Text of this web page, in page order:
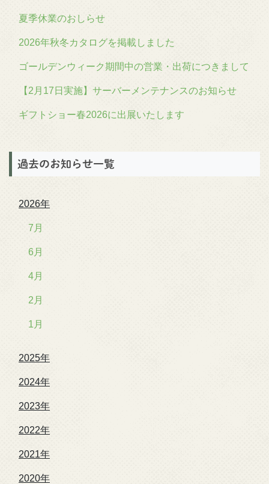
夏季休業のおしらせ
2026年秋冬カタログを掲載しました
ゴールデンウィーク期間中の営業・出荷につきまして
【2月17日実施】サーバーメンテナンスのお知らせ
ギフトショー春2026に出展いたします
過去のお知らせ一覧
2026年
7月
6月
4月
2月
1月
2025年
2024年
2023年
2022年
2021年
2020年